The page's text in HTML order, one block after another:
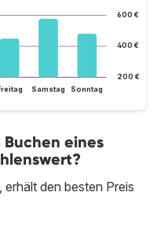
200 €
400 €
600 €
Samstag Sonntag
eines
den besten Preis